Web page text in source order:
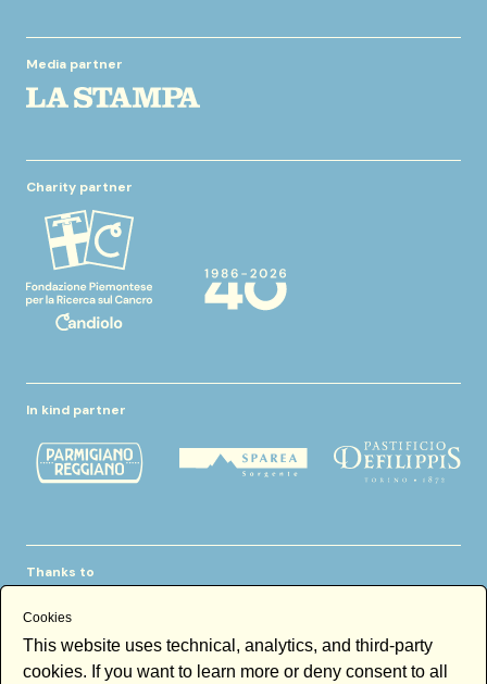
Media partner
Charity partner
In kind partner
Thanks to
Cookies
This website uses technical, analytics, and third-party
cookies. If you want to learn more or deny consent to all